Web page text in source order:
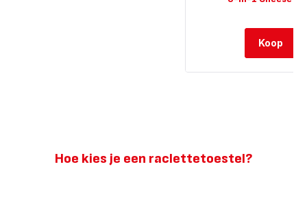
Koop
Hoe kies je een raclettetoestel?